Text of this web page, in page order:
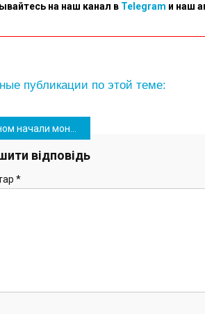
на наш канал в Telegram и наш
публикации по этой теме:
новый игровой комплекс для детей (фото)
відповідь
*